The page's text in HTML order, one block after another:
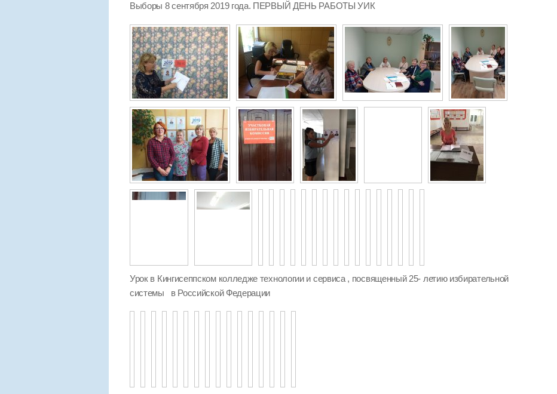
Выборы 8 сентября 2019 года. ПЕРВЫЙ ДЕНЬ РАБОТЫ УИК
Урок в Кингисеппском колледже технологии и сервиса , посвященный 25- летию избирательной
системы в Российской Федерации